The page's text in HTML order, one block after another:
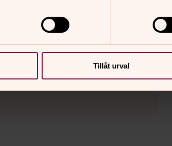
Tillåt urval